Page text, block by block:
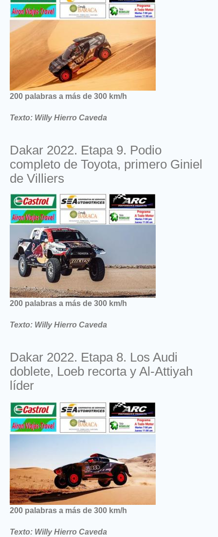
200 palabras a más de 300 km/h
Texto: Willy Hierro Caveda
Dakar 2022. Etapa 9. Podio
completo de Toyota, primero Giniel
de Villiers
200 palabras a más de 300 km/h
Texto: Willy Hierro Caveda
Dakar 2022. Etapa 8. Los Audi
doblete, Loeb recorta y Al-Attiyah
líder
200 palabras a más de 300 km/h
Texto: Willy Hierro Caveda